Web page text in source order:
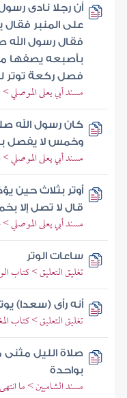
أن رجلا نادى
على المنبر فقال
فقال رسول الله
بأصبعه يصفها
فصل ركعة توتر
مسند أبي يعلى الموصلي
كان رسول الله
وخمس لا يفصل
مسند أبي يعلى
أوتر بثلاث حين
قال لا تصل إلا
مسند أبي يعلى
ساعات الوتر
تغليق التعليق > كتاب
أنه رأى (سعدا)
تغليق التعليق > كتاب
صلاة الليل
بواحدة
مسند الشاميين > ما